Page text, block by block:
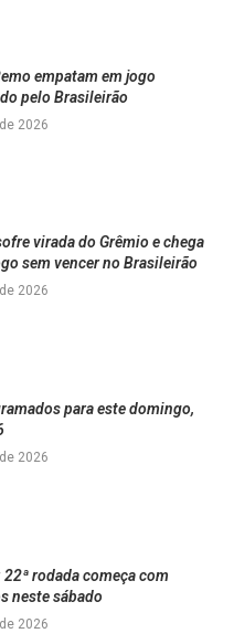
empatam em jogo
pelo Brasileirão
2026
virada do Grêmio e chega
sem vencer no Brasileirão
2026
para este domingo,
2026
rodada começa com
neste sábado
2026